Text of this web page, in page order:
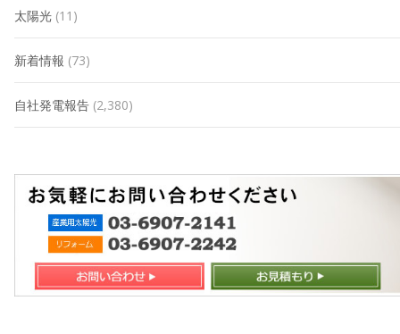
太陽光 (11)
新着情報 (73)
自社発電報告 (2,380)